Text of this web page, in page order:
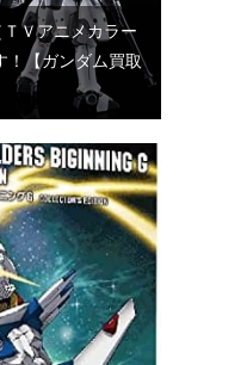
Ｖアニメカラー
！【ガンダム買取